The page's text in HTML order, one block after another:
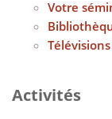
Votre
Activités